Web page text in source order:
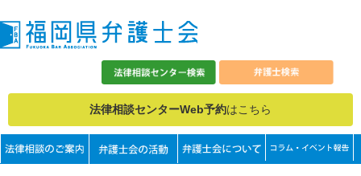
法律相談センターWeb予約はこちら